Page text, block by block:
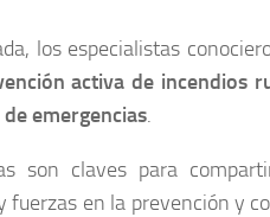
los especialistas
activa de incendios
emergencias.
son claves para
fuerzas en la prevención y